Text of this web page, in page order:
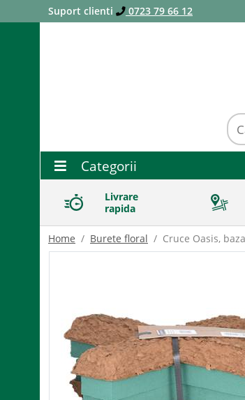
Suport clienti 0723 79 66 12
Categorii
Livrare
rapida
Home Burete floral Cruce Oasis,